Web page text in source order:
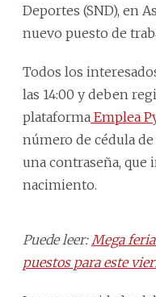
Deportes (SND), en
nuevo puesto de
Todos los
las 14:00 y deben
plataforma Emplea
número de cédula
una contraseña, que
nacimiento.
Puede leer: Mega
puestos para este